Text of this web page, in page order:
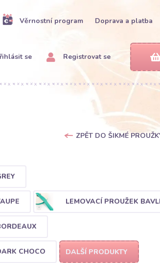
Věrnostní program Doprava a platba
se Registrovat se
ZPĚT DO ŠIKMÉ
LEMOVACÍ PROUŽEK
CHOCO DALŠÍ PRODUKTY